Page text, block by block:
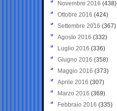
Novembre 2016 (438)
Ottobre 2016 (424)
Settembre 2016 (367)
Agosto 2016 (332)
Luglio 2016 (336)
Giugno 2016 (358)
Maggio 2016 (373)
Aprile 2016 (307)
Marzo 2016 (369)
Febbraio 2016 (335)